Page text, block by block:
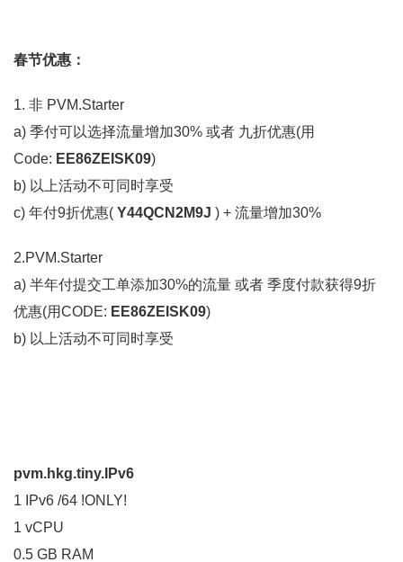
春节优惠：
1. 非 PVM.Starter
a) 季付可以选择流量增加30% 或者 九折优惠(用
Code: EE86ZEISK09)
b) 以上活动不可同时享受
c) 年付9折优惠( Y44QCN2M9J ) + 流量增加30%
2.PVM.Starter
a) 半年付提交工单添加30%的流量 或者 季度付款获得9折
优惠(用CODE: EE86ZEISK09)
b) 以上活动不可同时享受
pvm.hkg.tiny.IPv6
1 IPv6 /64 !ONLY!
1 vCPU
0.5 GB RAM